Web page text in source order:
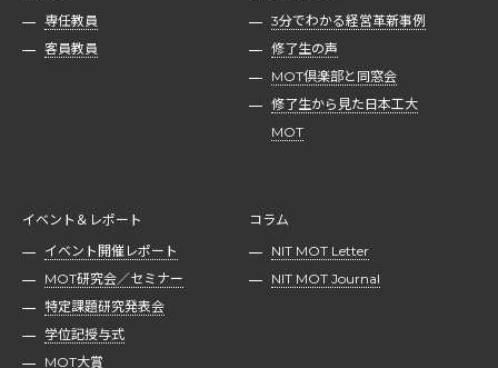
専任教員
客員教員
3分でわかる経営革新事例
修了生の声
MOT倶楽部と同窓会
修了生から見た日本工大
MOT
イベント＆レポート
イベント開催レポート
MOT研究会／セミナー
特定課題研究発表会
学位記授与式
MOT大賞
コラム
NIT MOT Letter
NIT MOT Journal